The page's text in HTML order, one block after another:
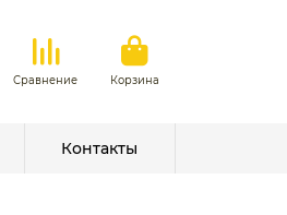
Сравнение Корзина
Контакты